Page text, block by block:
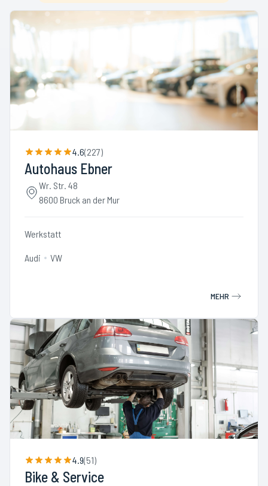
4.6(227)
Autohaus Ebner
Wr. Str. 48
8600 Bruck an der Mur
Werkstatt
Audi VW
MEHR
4.9(51)
Bike & Service